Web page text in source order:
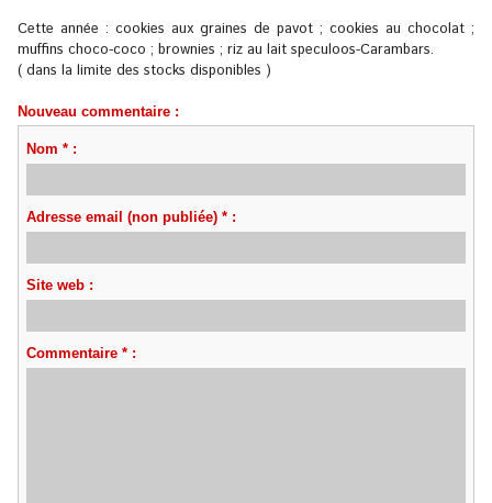
Cette année : cookies aux graines de pavot ; cookies au chocolat ;
muffins choco-coco ; brownies ; riz au lait speculoos-Carambars.
( dans la limite des stocks disponibles )
Nouveau commentaire :
Nom * :
Adresse email (non publiée) * :
Site web :
Commentaire * :